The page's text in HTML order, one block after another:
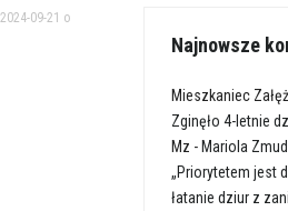
09-21 o
Najnowsze
Mieszkaniec
Zginęło 4-letnie
Mz - Mariola
„Priorytetem jest
łatanie dziur z